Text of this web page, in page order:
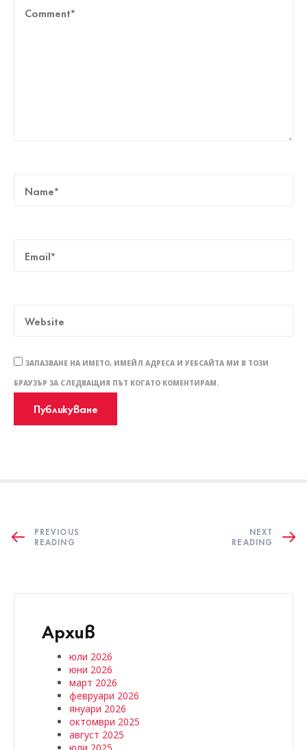
ЗАПАЗВАНЕ НА ИМЕТО, ИМЕЙЛ АДРЕСА И УЕБСАЙТА МИ В ТОЗИ
БРАУЗЪР ЗА СЛЕДВАЩИЯ ПЪТ КОГАТО КОМЕНТИРАМ.
PREVIOUS
READING
NEXT
READING
Архив
юли 2026
юни 2026
март 2026
февруари 2026
януари 2026
октомври 2025
август 2025